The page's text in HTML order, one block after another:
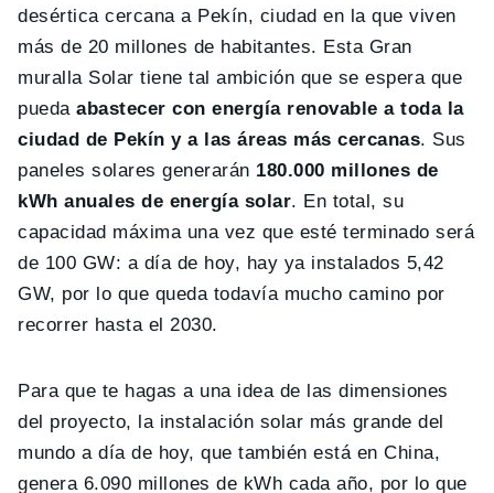
desértica cercana a Pekín, ciudad en la que viven
más de 20 millones de habitantes. Esta Gran
muralla Solar tiene tal ambición que se espera que
puedaabastecer con energía renovable a toda la
ciudad de Pekín y a las áreas más cercanas. Sus
paneles solares generarán 180.000 millones de
kWh anuales de energía solar. En total, su
capacidad máxima una vez que esté terminado será
de 100 GW: a día de hoy, hay ya instalados 5,42
GW, por lo que queda todavía mucho camino por
recorrer hasta el 2030.
Para que te hagas a una idea de las dimensiones
del proyecto, la instalación solar más grande del
mundo a día de hoy, que también está en China,
genera 6.090 millones de kWh cada año, por lo que